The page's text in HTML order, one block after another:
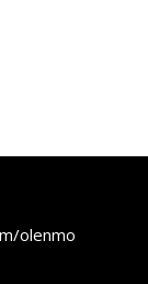
olenmobel